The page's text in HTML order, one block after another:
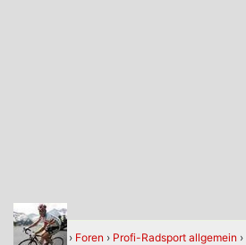
Home › Foren › Profi-Radsport allgemein ›